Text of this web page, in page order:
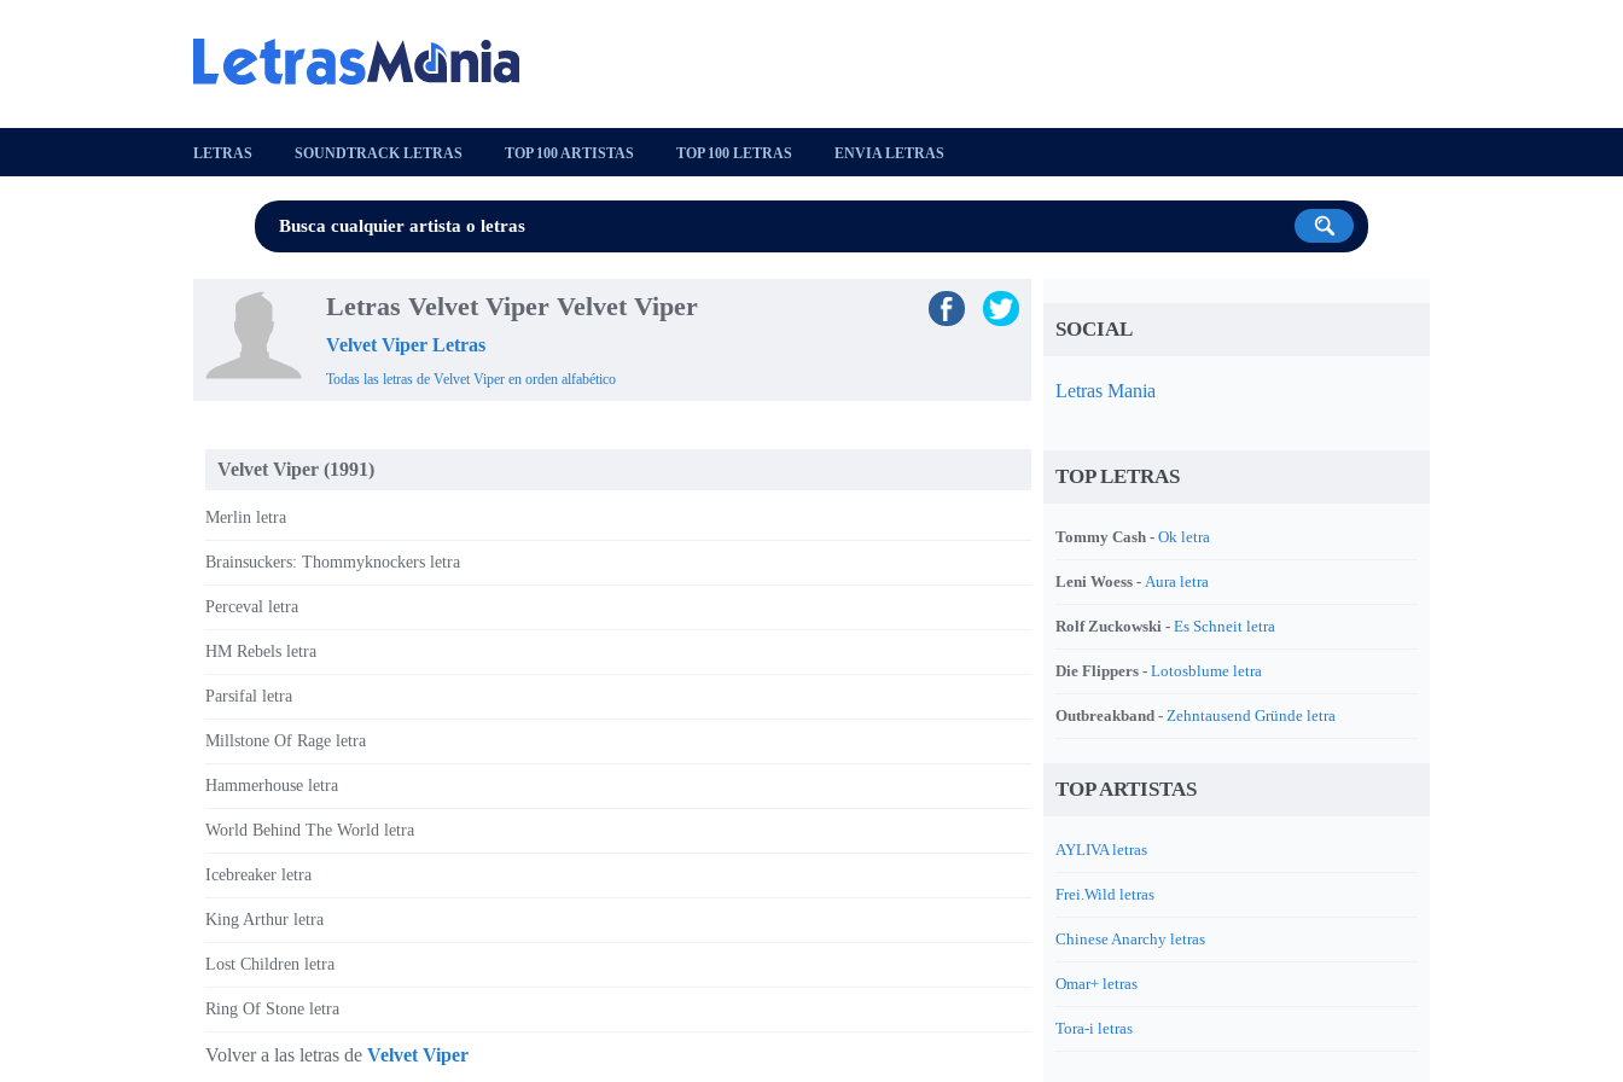
LETRAS SOUNDTRACK LETRAS TOP 100 ARTISTAS TOP 100 LETRAS ENVIA LETRAS
Letras Velvet Viper Velvet Viper
Velvet Viper Letras
Todas las letras de Velvet Viper en orden alfabético
Velvet Viper (1991)
Merlin letra
Brainsuckers: Thommyknockers letra
Perceval letra
HM Rebels letra
Parsifal letra
Millstone Of Rage letra
Hammerhouse letra
World Behind The World letra
Icebreaker letra
King Arthur letra
Lost Children letra
Ring Of Stone letra
Volver a las letras de Velvet Viper
SOCIAL
Letras Mania
TOP LETRAS
Tommy Cash - Ok letra
Leni Woess - Aura letra
Rolf Zuckowski - Es Schneit letra
Die Flippers - Lotosblume letra
Outbreakband - Zehntausend Gründe letra
TOP ARTISTAS
AYLIVA letras
Frei.Wild letras
Chinese Anarchy letras
Omar+ letras
Tora-i letras